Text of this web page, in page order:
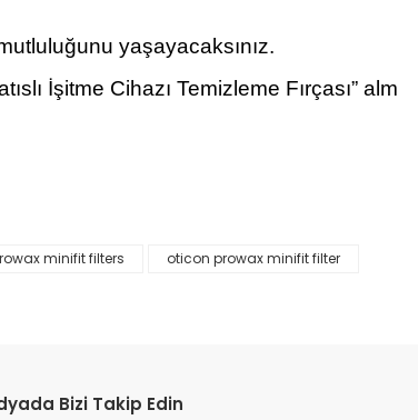
yaşayacaksınız.
İşitme Cihazı Temizleme Fırçası” alm
minifit filters
oticon prowax minifit filter
Bizi Takip Edin